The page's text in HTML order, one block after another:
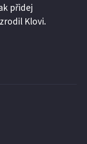
přidej
Klovi.